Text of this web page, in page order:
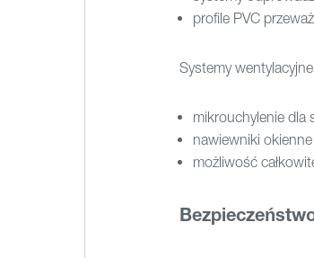
profile PVC
Systemy
mikrouchylenie dla
nawiewniki
możliwość